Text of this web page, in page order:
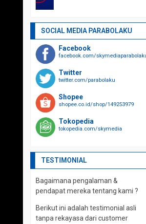
SOCIAL MEDIA PARABOLAKU
Facebook
facebook.com/
Twitter
twitter.com/parabolaku
Shopee
shopee.co.id/shop/149253979
Tokopedia
tokopedia.com/skymedia
TESTIMONIAL
Bagaimana pengalaman &
pendapat mereka tentang kami ?
Berikut ini adalah testimonial asli
tanpa rekayasa dari customer